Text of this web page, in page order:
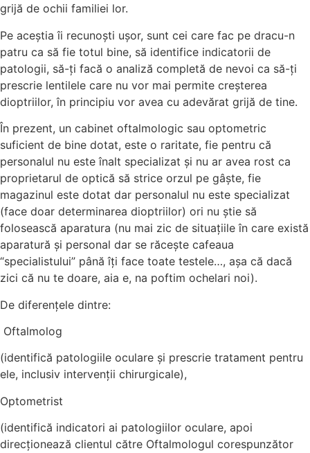
grijă de ochii familiei lor.
Pe aceștia îi recunoști ușor, sunt cei care fac pe dracu-n
patru ca să fie totul bine, să identifice indicatorii de
patologii, să-ți facă o analiză completă de nevoi ca să-ți
prescrie lentilele care nu vor mai permite creșterea
dioptriilor, în principiu vor avea cu adevărat grijă de tine.
În prezent, un cabinet oftalmologic sau optometric
suficient de bine dotat, este o raritate, fie pentru că
personalul nu este înalt specializat și nu ar avea rost ca
proprietarul de optică să strice orzul pe gâște, fie
magazinul este dotat dar personalul nu este specializat
(face doar determinarea dioptriilor) ori nu știe să
folosească aparatura (nu mai zic de situațiile în care există
aparatură și personal dar se răcește cafeaua
“specialistului” până îți face toate testele…, așa că dacă
zici că nu te doare, aia e, na poftim ochelari noi).
De diferențele dintre:
Oftalmolog
(identifică patologiile oculare și prescrie tratament pentru
ele, inclusiv intervenții chirurgicale),
Optometrist
(identifică indicatori ai patologiilor oculare, apoi
direcționează clientul către Oftalmologul corespunzător